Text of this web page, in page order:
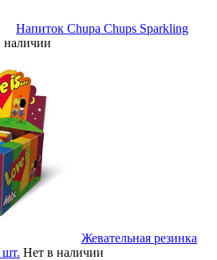
Напиток Chupa Chups Sparkling
наличии
Жевательная резинка
Нет в наличии